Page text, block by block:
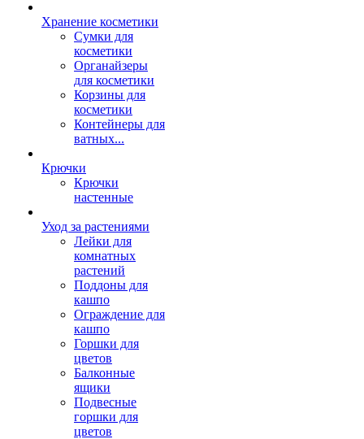
Хранение косметики
Сумки для
косметики
Органайзеры
для косметики
Корзины для
косметики
Контейнеры для
ватных...
Крючки
Крючки
настенные
Уход за растениями
Лейки для
комнатных
растений
Поддоны для
кашпо
Ограждение для
кашпо
Горшки для
цветов
Балконные
ящики
Подвесные
горшки для
цветов